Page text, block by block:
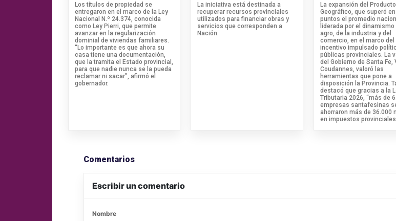
Los títulos de propiedad se
entregaron en el marco de la Ley
Nacional N.º 24.374, conocida
como Ley Pierri, que permite
avanzar en la regularización
dominial de viviendas familiares.
“Lo importante es que ahora su
casa tiene una documentación,
que la tramita el Estado provincial,
para que nadie nunca se la pueda
reclamar ni sacar”, afirmó el
gobernador.
La iniciativa está destinada a
recuperar recursos provinciales
utilizados para financiar obras y
servicios que corresponden a
Nación.
La expansión del
Geográfico, que superó
puntos el promedio
liderada por el dinamismo
agro, de la industria y del
comercio, en el marco del
incentivo impulsado
públicas provinciales. La
del Gobierno de Santa Fe,
Coudannes, valoró las
herramientas que pone a
disposición la Provincia.
destacó que gracias a la
Tributaria 2026, “más de
empresas santafesinas
ahorraron más de 36.000
en impuestos
Comentarios
Escribir un comentario
Nombre